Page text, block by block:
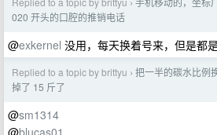
›
020 开头的口腔的推销电话
@exkernel 没用，每天换着号来，但是都
Replied to a topic by brittyu › 把一半的碳水比例
掉了 15 斤了
@sm1314
@blucas01